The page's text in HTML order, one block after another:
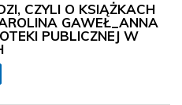
CZYLI O KSIĄŻKACH
GAWEŁ_ANNA
PUBLICZNEJ W